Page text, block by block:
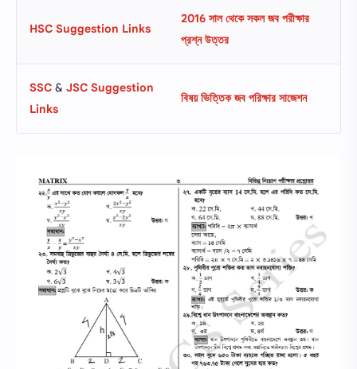
HSC Suggestion Links
2016 সাল থেকে সকল জব পরীক্ষার
প্রশ্ন উত্তর
SSC ‍& JSC Suggestion
Links
বিষয় ভিত্তিক জব পরিক্ষার সাজেশন